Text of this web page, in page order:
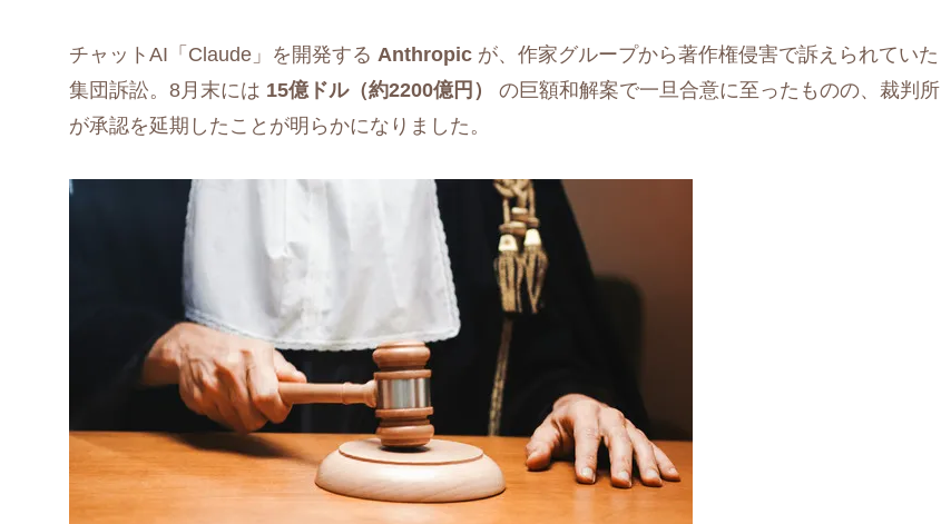
チャットAI「Claude」を開発する Anthropicが、作家グループから著作権侵害で訴えられていた
集団訴訟。8月末には 15億ドル（約2200億円）
の巨額和解案で一旦合意に至ったものの、裁判所
が承認を延期したことが明らかになりました。